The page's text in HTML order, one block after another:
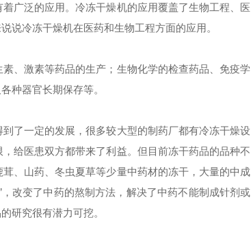
广泛的应用。冷冻干燥机的应用覆盖了生物工程、医
说冷冻干燥机在医药和生物工程方面的应用。
激素等药品的生产；生物化学的检查药品、免疫学
种器官长期保存等。
一定的发展，很多较大型的制药厂都有冷冻干燥设
给医患双方都带来了利益。但目前冻干药品的品种不
、山药、冬虫夏草等少量中药材的冻干，大量的中成
改变了中药的熬制方法，解决了中药不能制成针剂或
研究很有潜力可挖。